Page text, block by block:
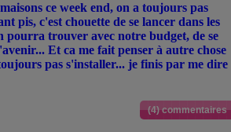
ce week end, on a toujours pas
pis, c'est chouette de se lancer dans les
pourra trouver avec notre budget, de se
Et ca me fait penser à autre chose
pas s'installer... je finis par me dire
(4) commentaires